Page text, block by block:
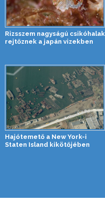
Rizsszem nagyságú csikóhalak
rejtőznek a japán vizekben
Hajótemető a New York-i
Staten Island kikötőjében